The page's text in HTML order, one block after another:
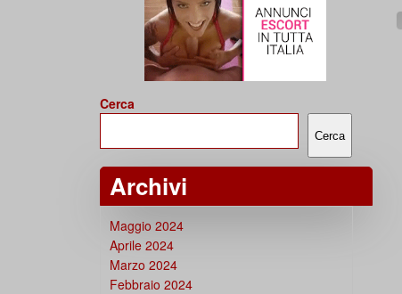
Cerca
Cerca
Archivi
Maggio 2024
Aprile 2024
Marzo 2024
Febbraio 2024